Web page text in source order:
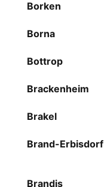
Borken
Borna
Bottrop
Brackenheim
Brakel
Brand-Erbisdorf
Brandis